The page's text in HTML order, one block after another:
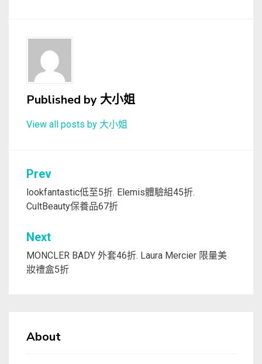
Published by大小姐
View all posts by 大小姐
文
章
導
覽
Prev
lookfantastic低至5折. Elemis體驗組45折.
CultBeauty保養品67折
Next
MONCLER BADY 外套46折. Laura Mercier 限量美
妝禮盒5折
About